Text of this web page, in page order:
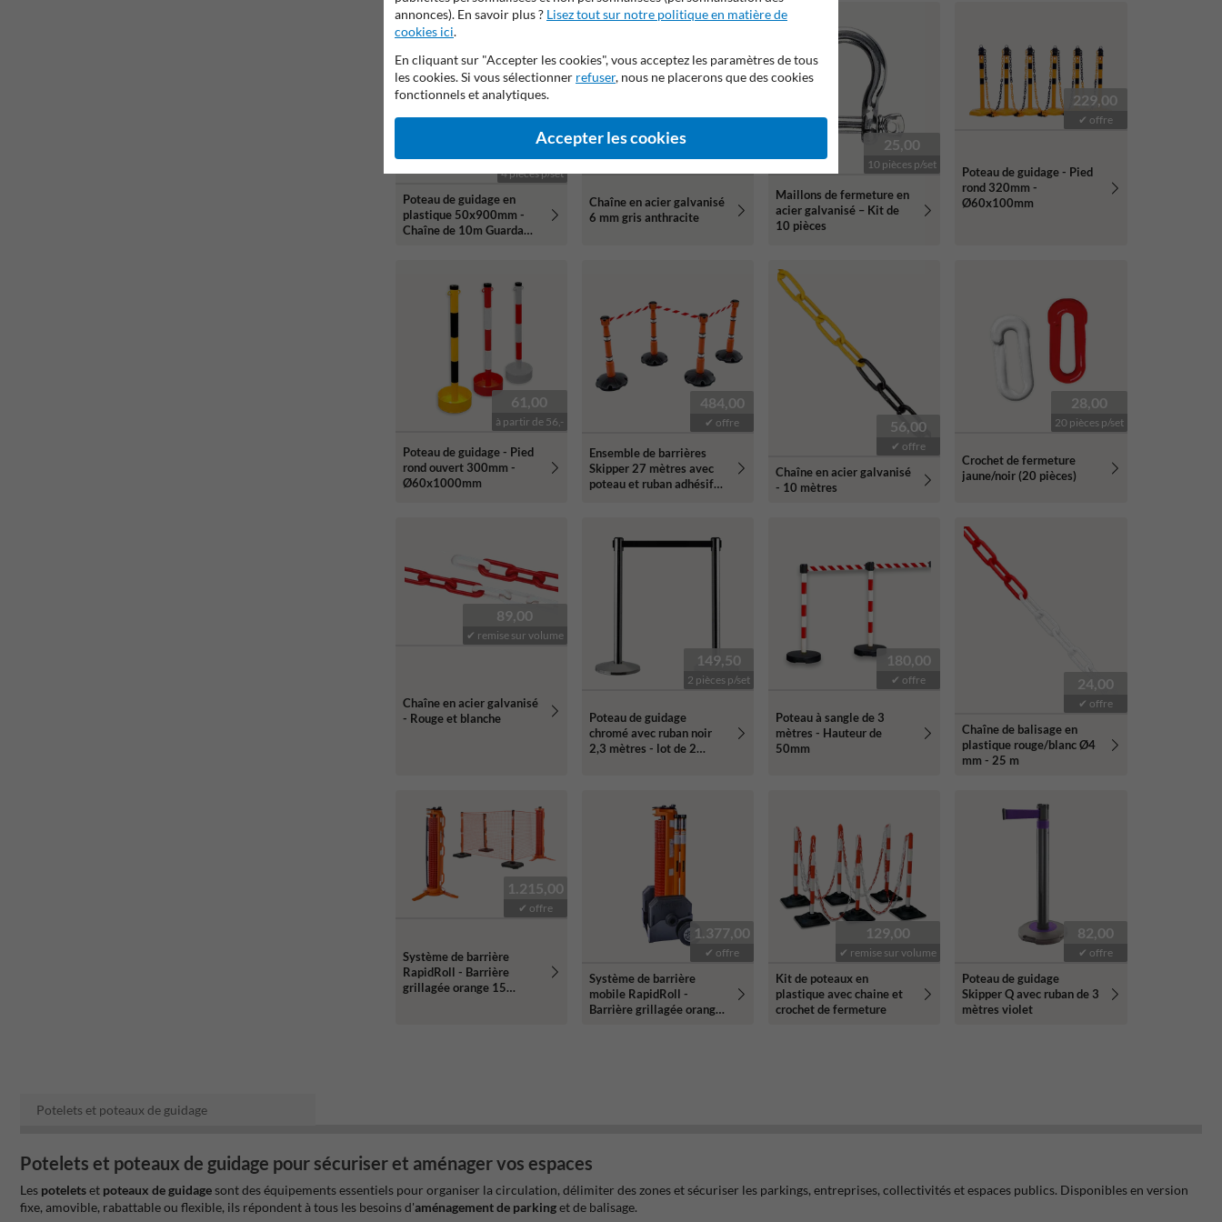
4 pièces p/set
Poteau de guidage en
plastique 50x900mm -
Chaîne de 10m Guarda
Chaîne en acier galvanisé
6 mm gris anthracite
25,00
10 pièces p/set
Maillons de fermeture en
acier galvanisé – Kit de
10 pièces
229,00
✔ offre
Poteau de guidage - Pied
rond 320mm -
Ø60x100mm
61,00
à partir de 56,-
Poteau de guidage - Pied
rond ouvert 300mm -
Ø60x1000mm
484,00
✔ offre
Ensemble de barrières
Skipper 27 mètres avec
poteau et ruban adhésif
56,00
✔ offre
Chaîne en acier galvanisé
- 10 mètres
28,00
20 pièces p/set
Crochet de fermeture
jaune/noir (20 pièces)
89,00
✔ remise sur volume
Chaîne en acier galvanisé
- Rouge et blanche
149,50
2 pièces p/set
Poteau de guidage
chromé avec ruban noir
2,3 mètres - lot de 2
180,00
✔ offre
Poteau à sangle de 3
mètres - Hauteur de
50mm
24,00
✔ offre
Chaîne de balisage en
plastique rouge/blanc Ø4
mm - 25 m
1.215,00
✔ offre
Système de barrière
RapidRoll - Barrière
grillagée orange 15
1.377,00
✔ offre
Système de barrière
mobile RapidRoll -
Barrière grillagée orange
129,00
✔ remise sur volume
Kit de poteaux en
plastique avec chaine et
crochet de fermeture
82,00
✔ offre
Poteau de guidage
Skipper Q avec ruban de 3
mètres violet
Potelets et poteaux de guidage
Potelets et poteaux de guidage pour sécuriser et aménager vos espaces
Les poteletset poteaux de guidagesont des équipements essentiels pour organiser la circulation, délimiter des zones et sécuriser les parkings, entreprises, collectivités et espaces publics. Disponibles en version
fixe, amovible, rabattable ou flexible, ils répondent à tous les besoins d'aménagement de parkinget de balisage.
annonces). En savoir plus ? Lisez tout sur notre politique en matière de
cookies ici.
En cliquant sur "Accepter les cookies", vous acceptez les paramètres de tous
les cookies. Si vous sélectionner refuser, nous ne placerons que des cookies
fonctionnels et analytiques.
Accepter les cookies